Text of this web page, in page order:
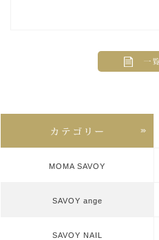
MOMA SAVOY
SAVOY ange
SAVOY NAIL